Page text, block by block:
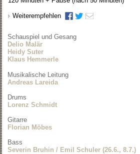
Weiterempfehlen
Schauspiel und Gesang
Delio Malär
Heidy Suter
Klaus Hemmerle
Musikalische Leitung
Andreas Lareida
Drums
Lorenz Schmidt
Gitarre
Florian Möbes
Bass
Severin Bruhin / Emil Schuler (26.6., 8.7.)